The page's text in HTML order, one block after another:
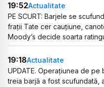
19:52Actualitate
PE SCURT: Barjele se
frații Tate cer cauțiune,
Moody’s decide soarta
19:18Actualitate
UPDATE. Operațiunea de pe
treia barjă a fost scufundată,